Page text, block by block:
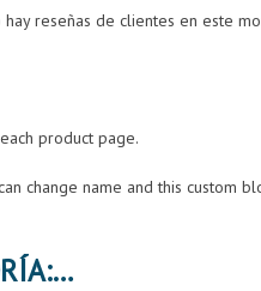
hay reseñas de clientes en este
product page.
change name and this custom
30 PRODUCTOS MÁS EN LA MISMA CATEGORÍA: